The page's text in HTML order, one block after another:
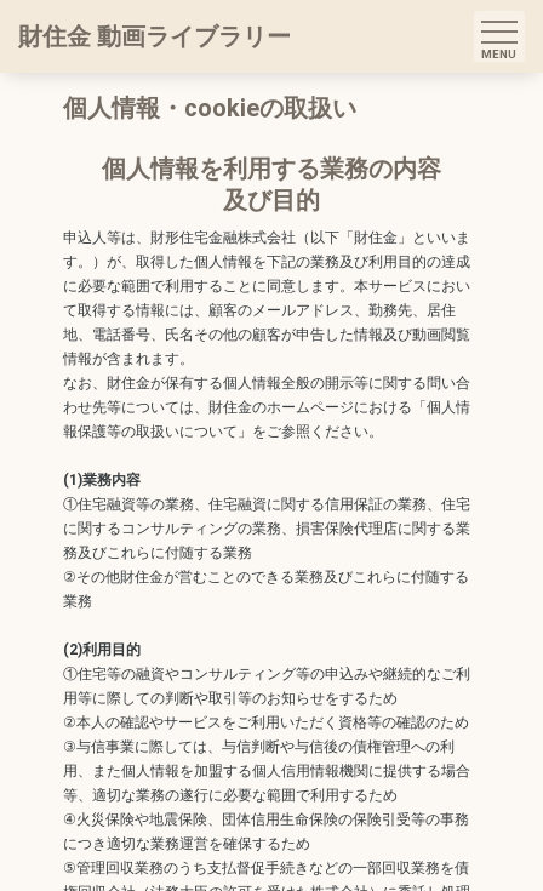
財住金 動画ライブラリー
個人情報・cookieの取扱い
個人情報を利用する業務の内容
及び目的
申込人等は、財形住宅金融株式会社（以下「財住金」といいま
す。）が、取得した個人情報を下記の業務及び利用目的の達成
に必要な範囲で利用することに同意します。本サービスにおい
て取得する情報には、顧客のメールアドレス、勤務先、居住
地、電話番号、氏名その他の顧客が申告した情報及び動画閲覧
情報が含まれます。
なお、財住金が保有する個人情報全般の開示等に関する問い合
わせ先等については、財住金のホームページにおける「個人情
報保護等の取扱いについて」をご参照ください。
(1)業務内容
①住宅融資等の業務、住宅融資に関する信用保証の業務、住宅
に関するコンサルティングの業務、損害保険代理店に関する業
務及びこれらに付随する業務
②その他財住金が営むことのできる業務及びこれらに付随する
業務
(2)利用目的
①住宅等の融資やコンサルティング等の申込みや継続的なご利
用等に際しての判断や取引等のお知らせをするため
②本人の確認やサービスをご利用いただく資格等の確認のため
③与信事業に際しては、与信判断や与信後の債権管理への利
用、また個人情報を加盟する個人信用情報機関に提供する場合
等、適切な業務の遂行に必要な範囲で利用するため
④火災保険や地震保険、団体信用生命保険の保険引受等の事務
につき適切な業務運営を確保するため
⑤管理回収業務のうち支払督促手続きなどの一部回収業務を債